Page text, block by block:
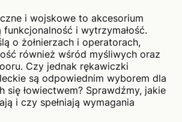
i wojskowe to akcesorium
i wytrzymałość.
o żołnierzach i operatorach,
również wśród myśliwych oraz
Czy jednak rękawiczki
są odpowiednim wyborem dla
się łowiectwem? Sprawdźmy, jakie
i czy spełniają wymagania